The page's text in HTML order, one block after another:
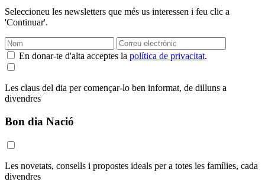
Seleccioneu les newsletters que més us interessen i feu clic a
'Continuar'.
En donar-te d'alta acceptes la política de privacitat.
Les claus del dia per començar-lo ben informat, de dilluns a
divendres
Bon dia Nació
Les novetats, consells i propostes ideals per a totes les famílies, cada
divendres